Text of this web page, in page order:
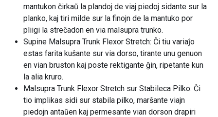
mantukon ĉirkaŭ la plandoj de viaj piedoj sidante sur la
planko, kaj tiri milde sur la finojn de la mantuko por
pliigi la streĉadon en via malsupra trunko.
Supine Malsupra Trunk Flexor Stretch: Ĉi tiu variaĵo
estas farita kuŝante sur via dorso, tirante unu genuon
en vian bruston kaj poste rektigante ĝin, ripetante kun
la alia kruro.
Malsupra Trunk Flexor Stretch sur Stabileca Pilko: Ĉi
tio implikas sidi sur stabila pilko, marŝante viajn
piedojn antaŭen kaj permesante vian dorson drapiri